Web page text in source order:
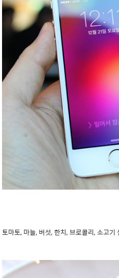
토마토, 마늘, 버섯, 한치, 브로콜리, 소고기